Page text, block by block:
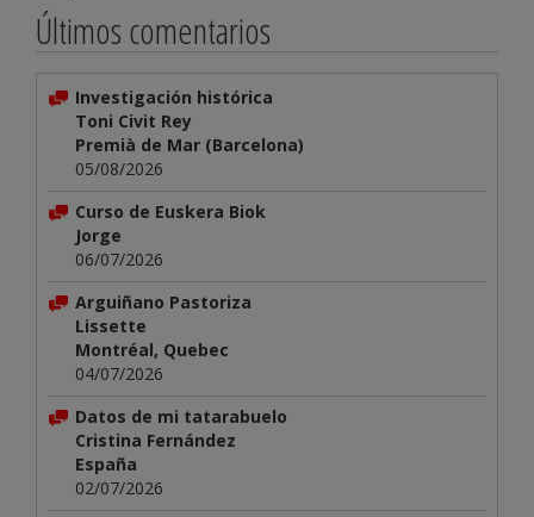
Últimos comentarios
Investigación histórica
Toni Civit Rey
Premià de Mar (Barcelona)
05/08/2026
Curso de Euskera Biok
Jorge
06/07/2026
Arguiñano Pastoriza
Lissette
Montréal, Quebec
04/07/2026
Datos de mi tatarabuelo
Cristina Fernández
España
02/07/2026